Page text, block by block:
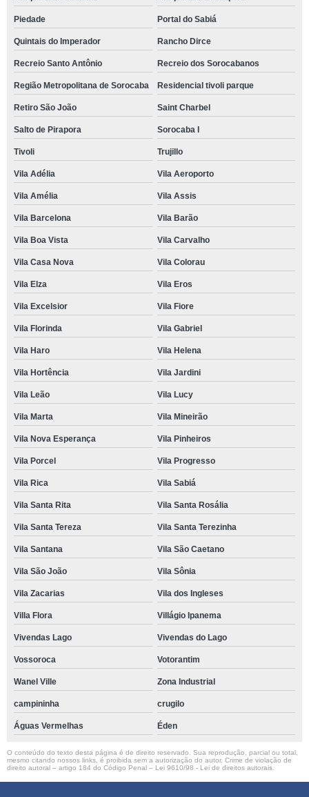
Piedade Portal do Sabiá
Quintais do Imperador Rancho Dirce
Recreio Santo Antônio Recreio dos Sorocabanos
Região Metropolitana de Sorocaba Residencial tivoli parque
Retiro São João Saint Charbel
Salto de Pirapora Sorocaba I
Tivoli Trujillo
Vila Adélia Vila Aeroporto
Vila Amélia Vila Assis
Vila Barcelona Vila Barão
Vila Boa Vista Vila Carvalho
Vila Casa Nova Vila Colorau
Vila Elza Vila Eros
Vila Excelsior Vila Fiore
Vila Florinda Vila Gabriel
Vila Haro Vila Helena
Vila Hortência Vila Jardini
Vila Leão Vila Lucy
Vila Marta Vila Mineirão
Vila Nova Esperança Vila Pinheiros
Vila Porcel Vila Progresso
Vila Rica Vila Sabiá
Vila Santa Rita Vila Santa Rosália
Vila Santa Tereza Vila Santa Terezinha
Vila Santana Vila São Caetano
Vila São João Vila Sônia
Vila Zacarias Vila dos Ingleses
Villa Flora Villágio Ipanema
Vivendas Lago Vivendas do Lago
Vossoroca Votorantim
Wanel Ville Zona Industrial
campininha crugilo
Águas Vermelhas Éden
O conteúdo do texto desta página é de direito reservado. Sua reprodução, parcial ou total,
mesmo citando nossos links, é proibida sem a autorização do autor. Crime de violação de
direito autoral – artigo 184 do Código Penal – Lei 9610/98 - Lei de direitos autorais